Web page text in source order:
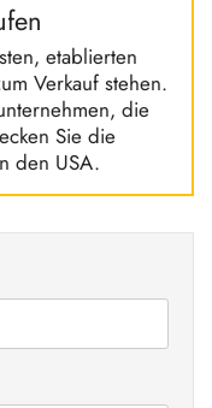
etablierten
Verkauf stehen.
die
Sie die
den USA.